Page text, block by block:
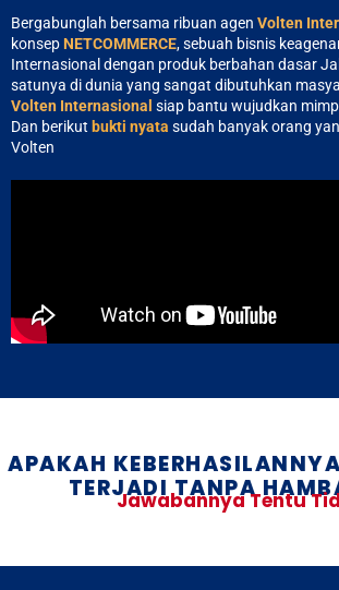
Bergabunglah bersama ribuan agen Volten
konsepNETCOMMERCE, sebuah bisnis
Internasional dengan produk berbahan dasar
satunya di dunia yang sangat dibutuhkan
Volten Internasional siap bantu wujudkan
Dan berikut bukti nyata sudah banyak orang
Volten
APAKAH
TERJADI TANPA
Jawabannya Tentu